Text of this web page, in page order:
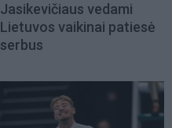
Jasikevičiaus vedami
Lietuvos vaikinai patiesė
serbus